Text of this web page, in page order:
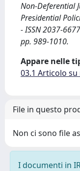
Non-Deferential
Presidential
- ISSN 2037-
pp. 989-1010.
Appare nelle
03.1 Articolo
File in questo
Non ci sono file
I documenti in